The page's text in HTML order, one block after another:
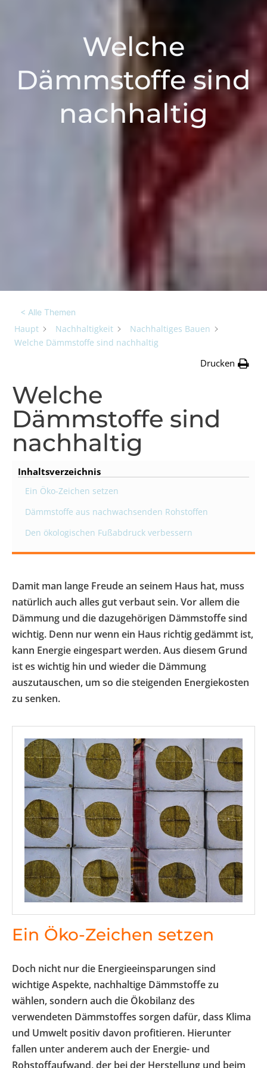
Welche
Dämmstoffe sind
nachhaltig
< Alle Themen
Haupt Nachhaltigkeit
Nachhaltiges Bauen
Welche Dämmstoffe sind nachhaltig
Drucken
Welche
Dämmstoffe sind
nachhaltig
Inhaltsverzeichnis
Ein Öko-Zeichen setzen
Dämmstoffe aus nachwachsenden Rohstoffen
Den ökologischen Fußabdruck verbessern
Damit man lange Freude an seinem Haus hat, muss
natürlich auch alles gut verbaut sein. Vor allem die
Dämmung und die dazugehörigen Dämmstoffe sind
wichtig. Denn nur wenn ein Haus richtig gedämmt ist,
kann Energie eingespart werden. Aus diesem Grund
ist es wichtig hin und wieder die Dämmung
auszutauschen, um so die steigenden Energiekosten
zu senken.
Ein Öko-Zeichen setzen
Doch nicht nur die Energieeinsparungen sind
wichtige Aspekte, nachhaltige Dämmstoffe zu
wählen, sondern auch die Ökobilanz des
verwendeten Dämmstoffes sorgen dafür, dass Klima
und Umwelt positiv davon profitieren. Hierunter
fallen unter anderem auch der Energie- und
Rohstoffaufwand, der bei der Herstellung und beim